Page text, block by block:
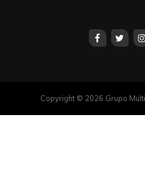
Copyright © 2026 Grupo